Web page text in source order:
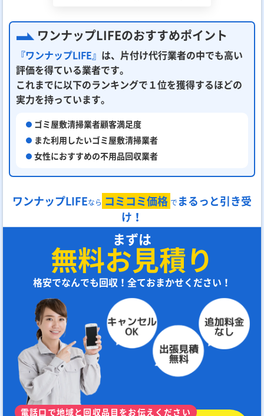
ワンナップLIFEのおすすめポイント
『ワンナップLIFE』 は、片付け代行業者の中でも高い
評価を得ている業者です。
これまでに以下のランキングで１位を獲得するほどの
実力を持っています。
ゴミ屋敷清掃業者顧客満足度
また利用したいゴミ屋敷清掃業者
女性におすすめの不用品回収業者
ワンナップLIFEなら コミコミ価格 で まるっと引き受
け！
まずは
無料お見積り
格安でなんでも回収！全ておまかせください！
電話口で地域と回収品目をお伝えください